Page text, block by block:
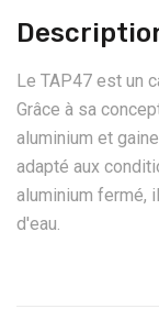
Le TAP47 est un
Grâce à sa
aluminium et
adapté aux
aluminium fermé,
d'eau.